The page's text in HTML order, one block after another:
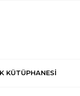
KÜTÜPHANESİ